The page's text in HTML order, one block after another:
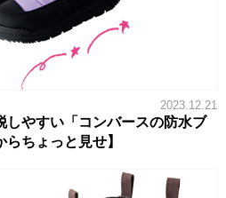
2023.12.21
しやすい「コンバースの防水ブ
ちょっと見せ】